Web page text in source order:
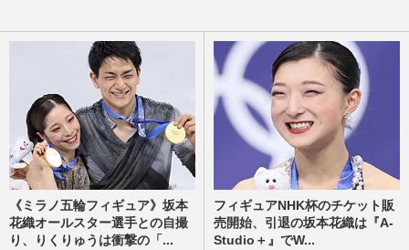
《ミラノ五輪フィギュア》坂本
花織オールスター選手との自撮
り、りくりゅうは衝撃の「...
フィギュアNHK杯のチケット販
売開始、引退の坂本花織は『A-
Studio＋』でW...